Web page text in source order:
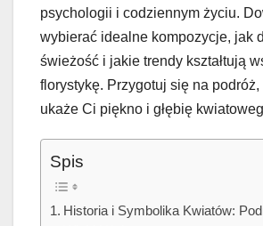
psychologii i codziennym życiu.
wybierać idealne kompozycje, jak
świeżość i jakie trendy kształtują
florystykę. Przygotuj się na
ukaże Ci piękno i głębię
Spis
Historia i Symbolika Kwiatów: